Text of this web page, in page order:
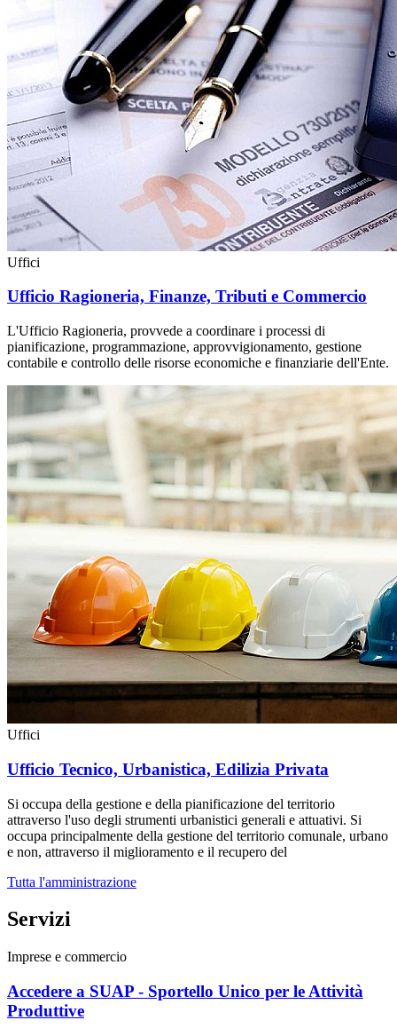
Uffici
Ufficio Ragioneria, Finanze, Tributi e Commercio
L'Ufficio Ragioneria, provvede a coordinare i processi di
pianificazione, programmazione, approvvigionamento, gestione
contabile e controllo delle risorse economiche e finanziarie dell'Ente.
Uffici
Ufficio Tecnico, Urbanistica, Edilizia Privata
Si occupa della gestione e della pianificazione del territorio
attraverso l'uso degli strumenti urbanistici generali e attuativi. Si
occupa principalmente della gestione del territorio comunale, urbano
e non, attraverso il miglioramento e il recupero del
Tutta l'amministrazione
Servizi
Imprese e commercio
Accedere a SUAP - Sportello Unico per le Attività
Produttive